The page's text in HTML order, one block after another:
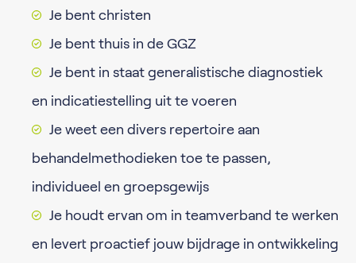
Je bent christen
Je bent thuis in de GGZ
Je bent in staat generalistische diagnostiek
en indicatiestelling uit te voeren
Je weet een divers repertoire aan
behandelmethodieken toe te passen,
individueel en groepsgewijs
Je houdt ervan om in teamverband te werken
en levert proactief jouw bijdrage in ontwikkeling